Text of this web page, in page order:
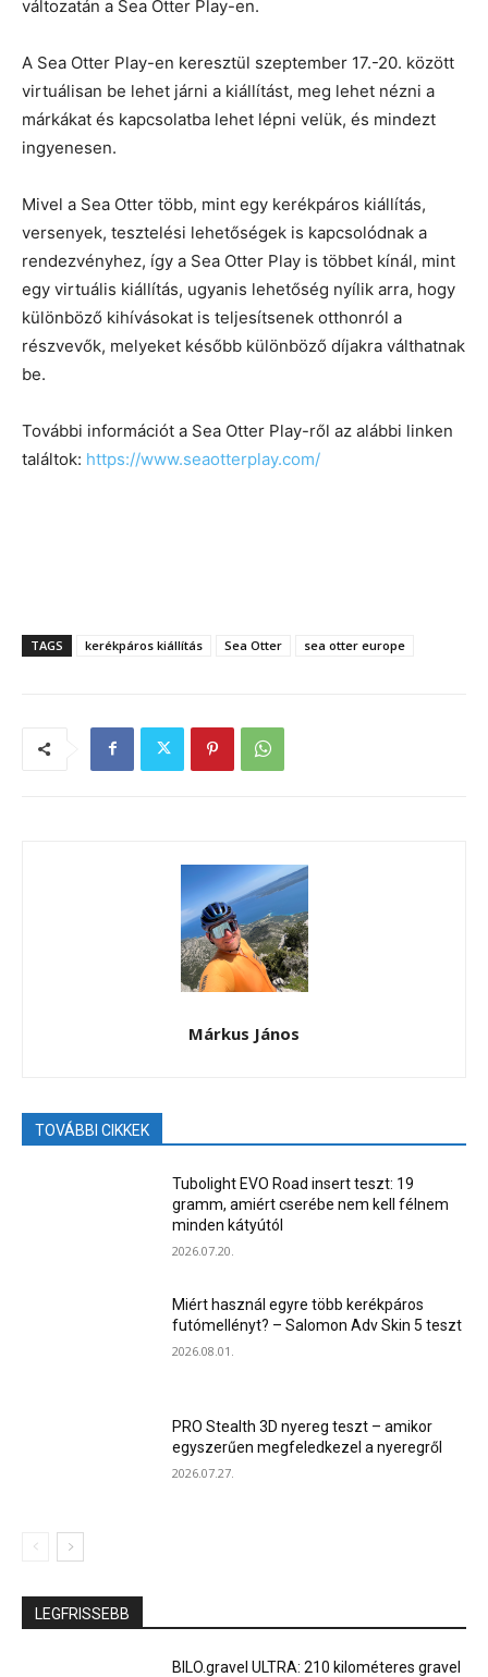
változatán a Sea Otter Play-en.
A Sea Otter Play-en keresztül szeptember 17.-20. között
virtuálisan be lehet járni a kiállítást, meg lehet nézni a
márkákat és kapcsolatba lehet lépni velük, és mindezt
ingyenesen.
Mivel a Sea Otter több, mint egy kerékpáros kiállítás,
versenyek, tesztelési lehetőségek is kapcsolódnak a
rendezvényhez, így a Sea Otter Play is többet kínál, mint
egy virtuális kiállítás, ugyanis lehetőség nyílik arra, hogy
különböző kihívásokat is teljesítsenek otthonról a
részvevők, melyeket később különböző díjakra válthatnak
be.
További információt a Sea Otter Play-ről az alábbi linken
találtok: https://www.seaotterplay.com/
TAGS kerékpáros kiállítás Sea Otter sea otter europe
Márkus János
TOVÁBBI CIKKEK
Tubolight EVO Road insert teszt: 19
gramm, amiért cserébe nem kell félnem
minden kátyútól
2026.07.20.
Miért használ egyre több kerékpáros
futómellényt? – Salomon Adv Skin 5 teszt
2026.08.01.
PRO Stealth 3D nyereg teszt – amikor
egyszerűen megfeledkezel a nyeregről
2026.07.27.
LEGFRISSEBB
BILO.gravel ULTRA: 210 kilométeres gravel